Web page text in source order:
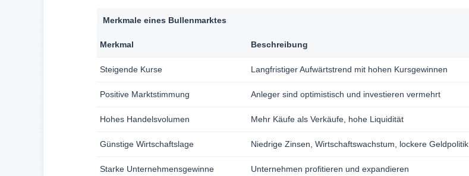
Merkmale eines Bullenmarktes
Merkmal Beschreibung
Steigende Kurse Langfristiger Aufwärtstrend mit hohen Kursgewinnen
Positive Marktstimmung Anleger sind optimistisch und investieren vermehrt
Hohes Handelsvolumen Mehr Käufe als Verkäufe, hohe Liquidität
Günstige Wirtschaftslage Niedrige Zinsen, Wirtschaftswachstum, lockere Geldpolitik
Starke Unternehmensgewinne Unternehmen profitieren und expandieren